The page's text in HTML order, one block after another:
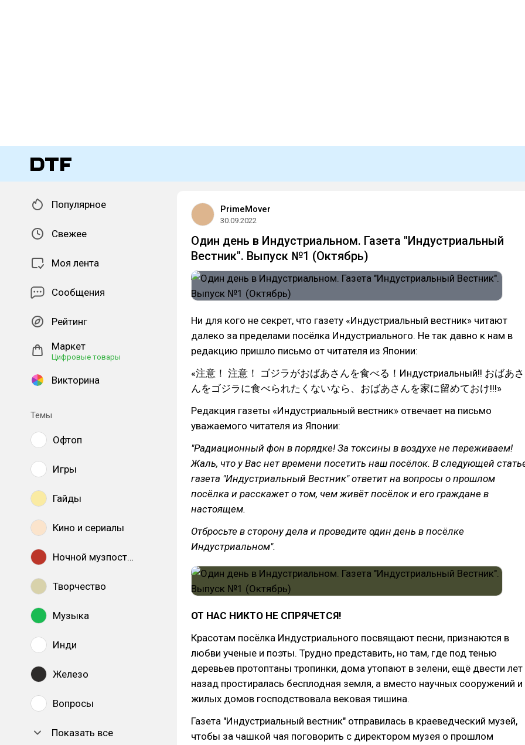
Популярное
Свежее
Моя лента
Сообщения
Рейтинг
Маркет
Цифровые товары
Викторина
Темы
Офтоп
Игры
Гайды
Кино и сериалы
Ночной музпостинг
Творчество
Музыка
Инди
Железо
Вопросы
Показать все
PrimeMover
30.09.2022
Один день в Индустриальном. Газета "Индустриальный
Вестник". Выпуск №1 (Октябрь)
Ни для кого не секрет, что газету «Индустриальный вестник» читают
далеко за пределами посёлка Индустриального. Не так давно к нам в
редакцию пришло письмо от читателя из Японии:
«注意！ 注意！ ゴジラがおばあさんを食べる！Индустриальный!! おばあさ
んをゴジラに食べられたくないなら、おばあさんを家に留めておけ!!!»
Редакция газеты «Индустриальный вестник» отвечает на письмо
уважаемого читателя из Японии:
"Радиационный фон в порядке! За токсины в воздухе не переживаем!
Жаль, что у Вас нет времени посетить наш посёлок. В следующей
газета "Индустриальный Вестник" ответит на вопросы о прошлом
посёлка и расскажет о том, чем живёт посёлок и его граждане в
настоящем.
Отбросьте в сторону дела и проведите один день в посёлке
Индустриальном".
ОТ НАС НИКТО НЕ СПРЯЧЕТСЯ!
Красотам посёлка Индустриального посвящают песни, признаются в
любви ученые и поэты. Трудно представить, но там, где под тенью
деревьев протоптаны тропинки, дома утопают в зелени, ещё двести лет
назад простиралась бесплодная земля, а вместо научных сооружений и
жилых домов господствовала вековая тишина.
Газета "Индустриальный вестник" отправилась в краеведческий музей,
чтобы за чашкой чая поговорить с директором музея о прошлом